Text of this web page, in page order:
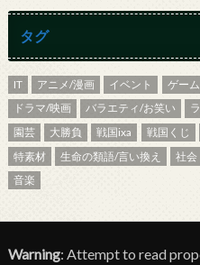
タグ
IT アニメ/漫画 イベント ゲーム
ドラマ/映画
バラエティ/お笑い
園芸
大勝負 戦国ixa 戦国くじ
特素材
生命の類語/言い換え 社会
音楽
Warning: Attempt to read